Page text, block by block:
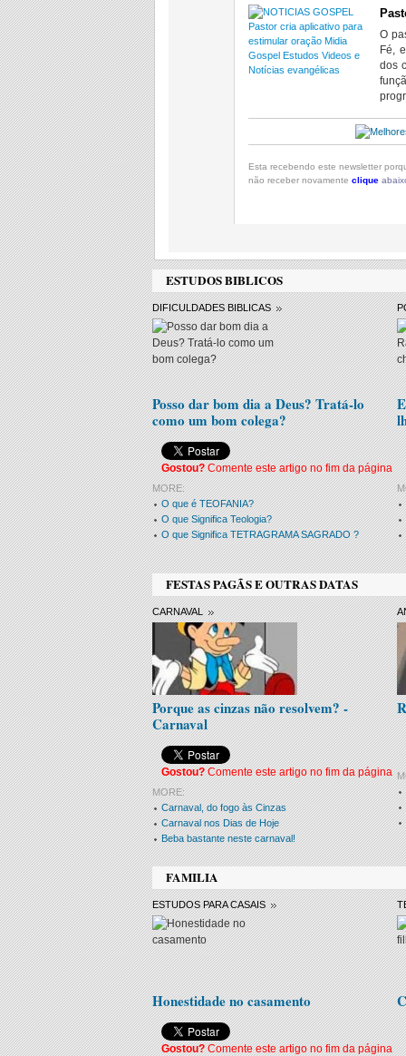
O
Fé,
dos
Esta recebendo este newsletter
não receber novamenteclique
ESTUDOS BIBLICOS
DIFICULDADES BIBLICAS
Posso dar bom dia a Deus? Tratá-lo
como um bom colega?
Gostou?Comente este artigo no fim da página
MORE:
O que é TEOFANIA?
O que Significa Teologia?
O que Significa TETRAGRAMA SAGRADO ?
FESTAS PAGÃS E OUTRAS DATAS
CARNAVAL
Porque as cinzas não resolvem? -
Carnaval
Gostou?Comente este artigo no fim da página
MORE:
Carnaval, do fogo às Cinzas
Carnaval nos Dias de Hoje
Beba bastante neste carnaval!
FAMILIA
ESTUDOS PARA CASAIS
Honestidade no casamento
Gostou?Comente este artigo no fim da página